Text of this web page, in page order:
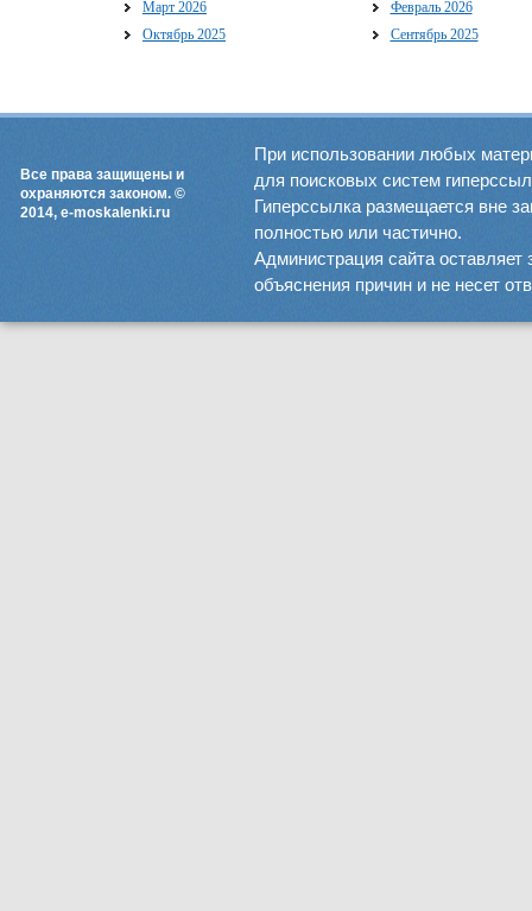
Март 2026
Февраль 2026
Октябрь 2025
Сентябрь 2025
Все права защищены и
охраняются законом. ©
2014, e-moskalenki.ru
При использовании любых
для поисковых систем
Гиперссылка размещается вне
полностью или частично.
Администрация сайта оставляет
объяснения причин и не несет